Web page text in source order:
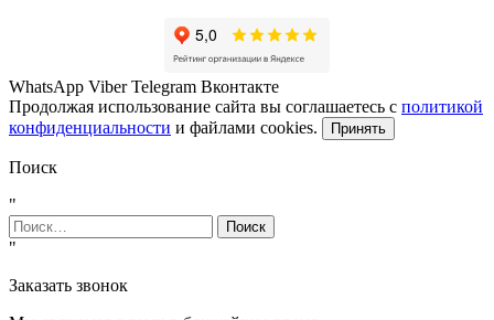
WhatsApp Viber Telegram Вконтакте
Продолжая использование сайта вы соглашаетесь с политикой
конфиденциальности и файлами cookies. Принять
Поиск
"
Найти:
"
Заказать звонок